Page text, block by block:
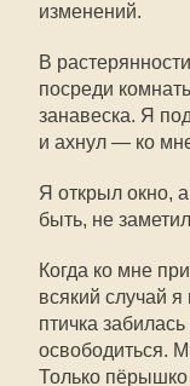
изменений.
В
посреди
занавеска. Я
и ахнул — ко
Я открыл окно,
быть, не
Когда ко мне
всякий случай
птичка
освободиться.
Только пёрышко